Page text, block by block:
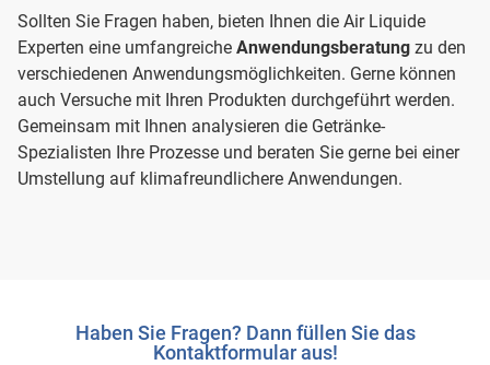
Sollten Sie Fragen haben, bieten Ihnen die Air Liquide
Experten eine umfangreiche Anwendungsberatung zu den
verschiedenen Anwendungsmöglichkeiten. Gerne können
auch Versuche mit Ihren Produkten durchgeführt werden.
Gemeinsam mit Ihnen analysieren die Getränke-
Spezialisten Ihre Prozesse und beraten Sie gerne bei einer
Umstellung auf klimafreundlichere Anwendungen.
Haben Sie Fragen? Dann füllen Sie das
Kontaktformular aus!